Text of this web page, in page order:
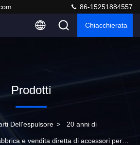
86-15251884557
Chiacchierata
Prodotti
Dell'espulsore > 20 anni di
e vendita diretta di accessori per